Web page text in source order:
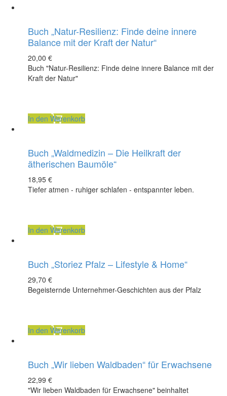
Acht Samen Kartenset
€
Buch „Natur-Resilienz: Finde deine innere
Balance mit der Kraft der Natur“
20,00 €
Buch "Natur-Resilienz: Finde deine innere Balance mit der
Kraft der Natur"
In den Warenkorb
Buch „Waldmedizin – Die Heilkraft der
ätherischen Baumöle“
18,95 €
Tiefer atmen - ruhiger schlafen - entspannter leben.
In den Warenkorb
Buch „Storiez Pfalz – Lifestyle & Home“
29,70 €
Begeisternde Unternehmer-Geschichten aus der Pfalz
In den Warenkorb
Buch „Wir lieben Waldbaden“ für Erwachsene
22,99 €
"Wir lieben Waldbaden für Erwachsene" beinhaltet